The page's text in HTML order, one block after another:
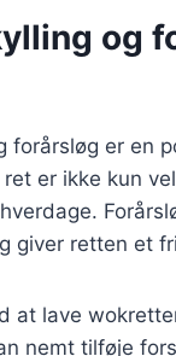
og
forårsløg er en
ret er ikke kun
giver retten et
at lave
nemt tilføje